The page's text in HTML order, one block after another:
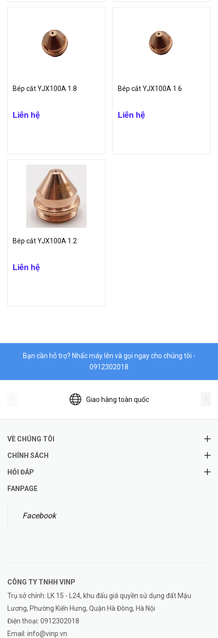
Bép cắt YJX100A 1.8
Liên hệ
Bép cắt YJX100A 1.6
Liên hệ
Bép cắt YJX100A 1.2
Liên hệ
Bạn cần hỗ trợ? Nhấc máy lên và gọi ngay cho chúng tôi -
0912302018
Giao hàng toàn quốc
VỀ CHÚNG TÔI
CHÍNH SÁCH
HỎI ĐÁP
FANPAGE
Facebook
CÔNG TY TNHH VINP
Trụ sở chính: LK 15 - L24, khu đấu giá quyền sử dụng đất Mậu
Lương, Phường Kiến Hưng, Quận Hà Đông, Hà Nội
Điện thoại: 0912302018
Email: info@vinp.vn